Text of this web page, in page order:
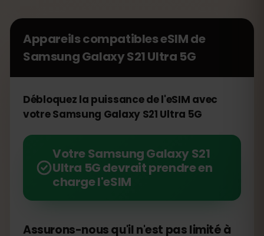
Appareils compatibles eSIM de
Samsung Galaxy S21 Ultra 5G
Débloquez la puissance de l'eSIM avec
votre Samsung Galaxy S21 Ultra 5G
Votre Samsung Galaxy S21
Ultra 5G devrait prendre en
charge l'eSIM
Assurons-nous qu'il n'est pas limité à